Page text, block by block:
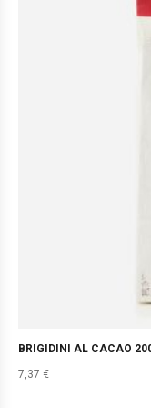
BRIGIDINI AL CACAO
7,37 €